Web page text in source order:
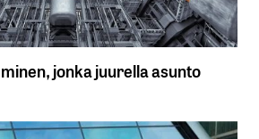
jonka juurella asunto